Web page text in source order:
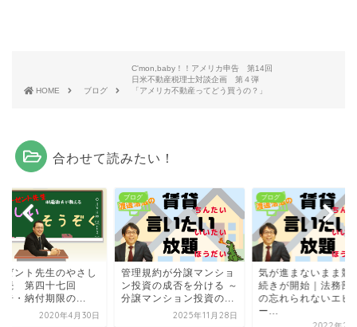
HOME ブログ
C'mon,baby！！アメリカ申告 第14回
日米不動産税理士対談企画 第４弾
「アメリカ不動産ってどう買うの？」
合わせて読みたい！
ゼント先生のやさし
続 第四十七回
告・納付期限の...
2020年4月30日
ブログ
管理規約が分譲マンショ
ン投資の成否を分ける ～
分譲マンション投資の...
2025年11月28日
ブログ
気が進まないまま競
続きが開始｜法務部
の忘れられないエピ
ー...